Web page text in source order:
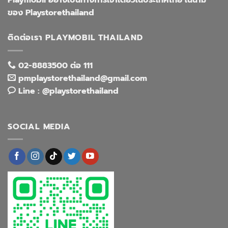
ของ Playstorethailand
ติดต่อเรา PLAYMOBIL THAILAND
02-8883500 ต่อ 111
pmplaystorethailand@gmail.com
Line : @playstorethailand
SOCIAL MEDIA